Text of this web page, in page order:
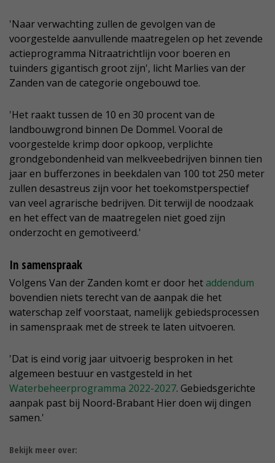
'Naar verwachting zullen de gevolgen van de
voorgestelde aanvullende maatregelen op het zevende
actieprogramma Nitraatrichtlijn voor boeren en
tuinders gigantisch groot zijn', licht Marlies van der
Zanden van de categorie ongebouwd toe.
'Het raakt tussen de 10 en 30 procent van de
landbouwgrond binnen De Dommel. Vooral de
voorgestelde krimp door opkoop, verplichte
grondgebondenheid van melkveebedrijven binnen tien
jaar en bufferzones in beekdalen van 100 tot 250 meter
zullen desastreus zijn voor het toekomstperspectief
van veel agrarische bedrijven. Dit terwijl de noodzaak
en het effect van de maatregelen niet goed zijn
onderzocht en gemotiveerd.'
In samenspraak
Volgens Van der Zanden komt er door hetaddendum
bovendien niets terecht van de aanpak die het
waterschap zelf voorstaat, namelijk gebiedsprocessen
in samenspraak met de streek te laten uitvoeren.
'Dat is eind vorig jaar uitvoerig besproken in het
algemeen bestuur en vastgesteld in het
Waterbeheerprogramma 2022-2027. Gebiedsgerichte
aanpak past bij Noord-Brabant Hier doen wij dingen
samen.'
Bekijk meer over: